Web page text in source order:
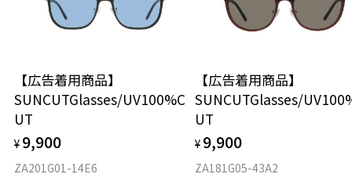
お気に入りに追加済です。
お気に入りリストはこちら
店頭でレンズ交換をされるお客様は、商品発送から6か月以内に、ご購
入した商品本体と発送日がわかる【商品発送メール】を店頭スタッフ
商品発送から6か月を過ぎた場合、又はお客様からの【商品発送メー
ル】のご提示が無かった場合、レンズ代金の他に加工賃として3,300
円(税込)を頂戴いたしますので、予めご了承ください。
タイプ
材質
フロント素材：メタル/TPE
【広告着用商品】
SUNCUTGlasses/UV100%C
UT
¥ 9,900
ZA201G01-14E6
【広告着用商品】
SUNCUTGlasses/
UT
¥ 9,900
ZA181G05-43A2